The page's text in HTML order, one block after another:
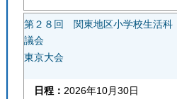
第２８回 関東地区小学校生活科
議会
東京大会
日程：2026年10月30日